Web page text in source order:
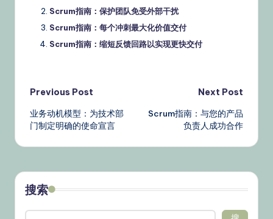
Scrum指南：保护团队免受外部干扰
Scrum指南：每个冲刺最大化价值交付
Scrum指南：缩短反馈回路以实现更快交付
Post
navigation
Previous Post
业务动机模型：为技术部
门制定明确的使命宣言
Next Post
Scrum指南：与您的产品
负责人成功合作
搜索